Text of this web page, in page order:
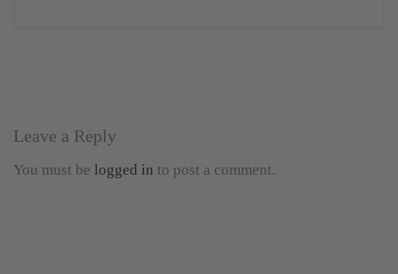
Leave a Reply
You must be logged in to post a comment.